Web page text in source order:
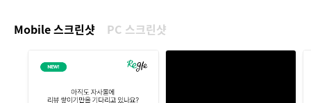
Mobile 스크린샷 PC 스크린샷